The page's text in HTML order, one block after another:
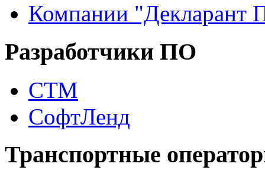
Компании "Декларант
Разработчики ПО
СТМ
СофтЛенд
Транспортные